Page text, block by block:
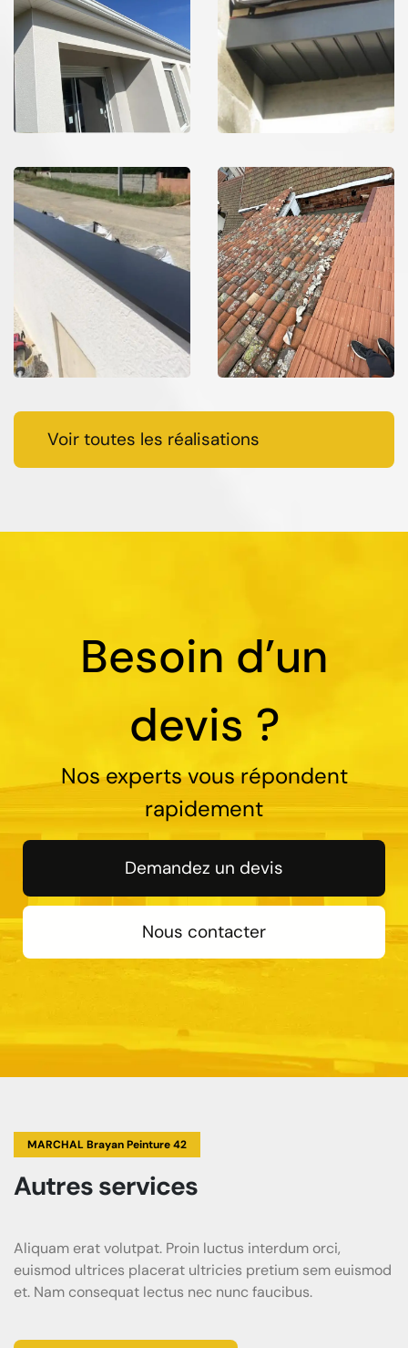
Voir toutes les réalisations
Besoin d’un
devis ?
Nos experts vous répondent
rapidement
Demandez un devis
Nous contacter
MARCHAL Brayan Peinture 42
Autres services
Aliquam erat volutpat. Proin luctus interdum orci,
euismod ultrices placerat ultricies pretium sem euismod
et. Nam consequat lectus nec nunc faucibus.